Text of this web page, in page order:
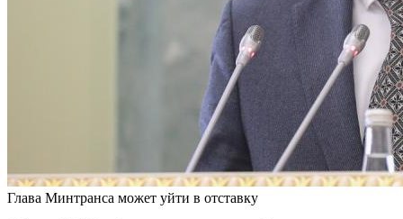
Глава Минтранса может уйти в отставку